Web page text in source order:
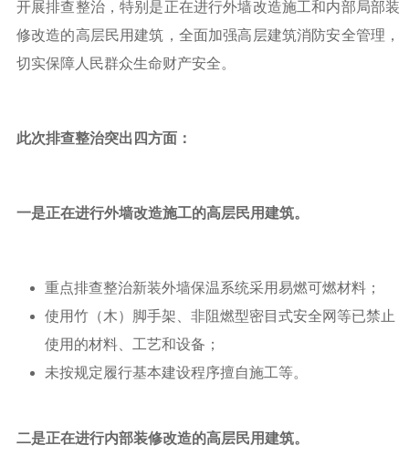
开展排查整治，特别是正在进行外墙改造施工和内部局部装
修改造的高层民用建筑，全面加强高层建筑消防安全管理，
切实保障人民群众生命财产安全。
此次排查整治突出四方面：
一是正在进行外墙改造施工的高层民用建筑。
重点排查整治新装外墙保温系统采用易燃可燃材料；
使用竹（木）脚手架、非阻燃型密目式安全网等已禁止
使用的材料、工艺和设备；
未按规定履行基本建设程序擅自施工等。
二是正在进行内部装修改造的高层民用建筑。